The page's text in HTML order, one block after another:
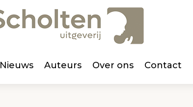
Nieuws Auteurs Over ons Contact